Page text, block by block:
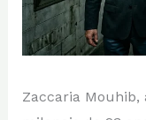
Zaccaria Mouhib,